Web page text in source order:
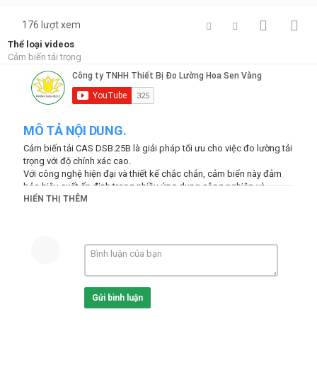
176 lượt xem
Thể loại videos
Cảm biến tải trọng
MÔ TẢ NỘI DUNG.
Cảm biến tải CAS DSB.25B là giải pháp tối ưu cho việc đo lường tải
trọng với độ chính xác cao.
Với công nghệ hiện đại và thiết kế chắc chắn, cảm biến này đảm
bảo hiệu suất ổn định trong nhiều ứng dụng công nghiệp và
thương mại.
#CảmBiếnTải #CASDSB25B #CảmBiếnChínhXác #ThiếtBịĐoLường
HIỂN THỊ THÊM
Gửi bình luận